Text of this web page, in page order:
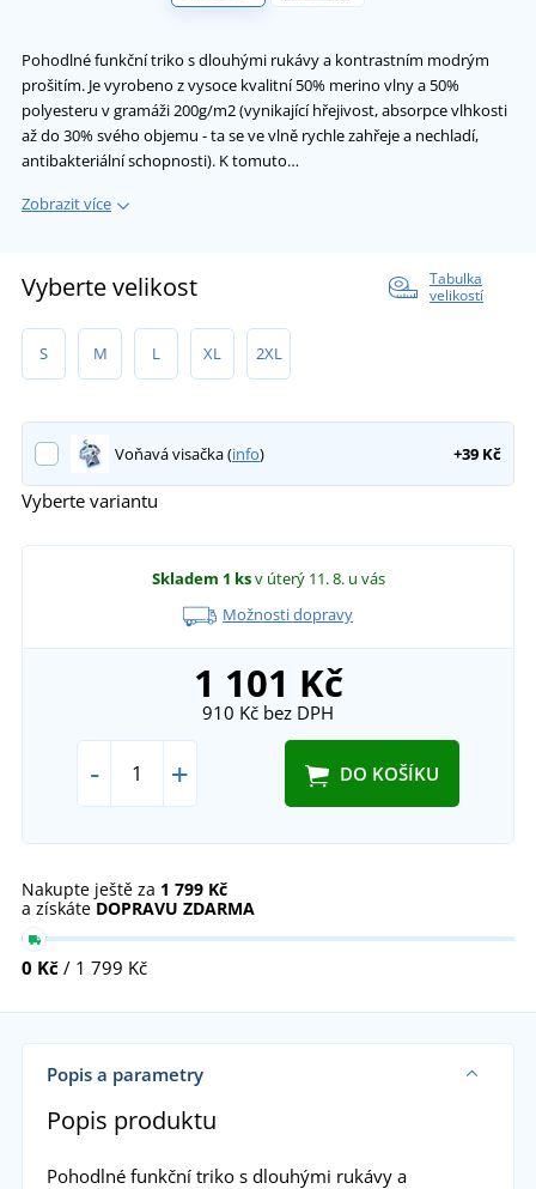
Pohodlné funkční triko s dlouhými rukávy a kontrastním modrým
prošitím. Je vyrobeno z vysoce kvalitní 50% merino vlny a 50%
polyesteru v gramáži 200g/m2 (vynikající hřejivost, absorpce vlhkosti
až do 30% svého objemu - ta se ve vlně rychle zahřeje a nechladí,
antibakteriální schopnosti). K tomuto…
Zobrazit více
Vyberte velikost
Tabulka
velikostí
S M L XL 2XL
Voňavá visačka (info) +39 Kč
Vyberte variantu
Skladem 1 ksv úterý 11. 8. u vás
Možnosti dopravy
1 101 Kč
910 Kč bez DPH
- + DO KOŠÍKU
Nakupte ještě za 1 799 Kč
a získáte DOPRAVU ZDARMA
0 Kč / 1 799 Kč
Popis a parametry
Popis produktu
Pohodlné funkční triko s dlouhými rukávy a